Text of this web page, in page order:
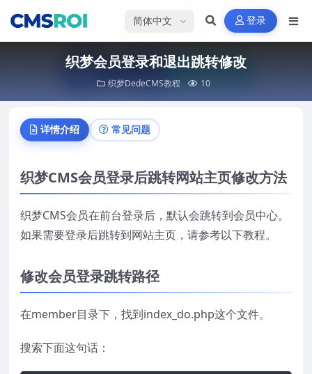
选择语言 登录
织梦会员登录和退出跳转修改
织梦DedeCMS教程 10
详情介绍 常见问题
织梦CMS会员登录后跳转网站主页修改方法
织梦CMS会员在前台登录后，默认会跳转到会员中心。
如果需要登录后跳转到网站主页，请参考以下教程。
修改会员登录跳转路径
在member目录下，找到index_do.php这个文件。
搜索下面这句话：